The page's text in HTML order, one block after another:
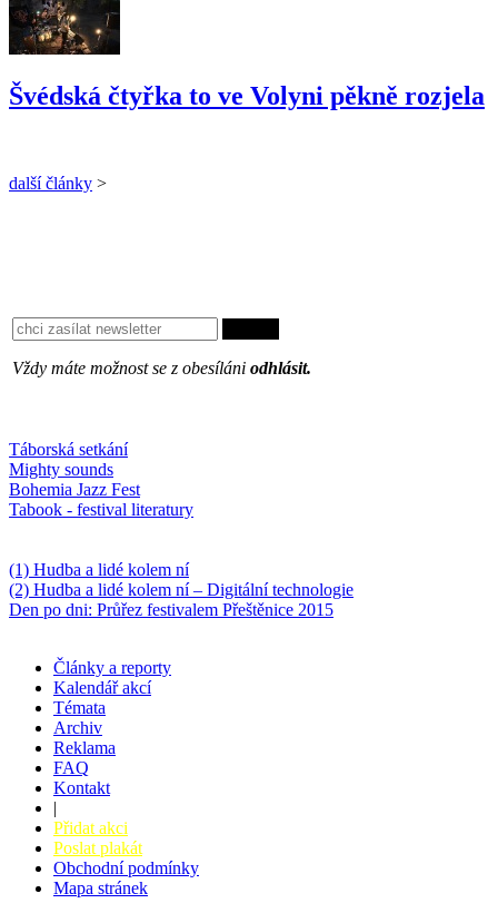
Švédská čtyřka to ve Volyni pěkně rozjela
další články >
Vždy máte možnost se z obesíláni odhlásit.
Táborská setkání
Mighty sounds
Bohemia Jazz Fest
Tabook - festival literatury
(1) Hudba a lidé kolem ní
(2) Hudba a lidé kolem ní – Digitální technologie
Den po dni: Průřez festivalem Přeštěnice 2015
Články a reporty
Kalendář akcí
Témata
Archiv
Reklama
FAQ
Kontakt
|
Přidat akci
Poslat plakát
Obchodní podmínky
Mapa stránek